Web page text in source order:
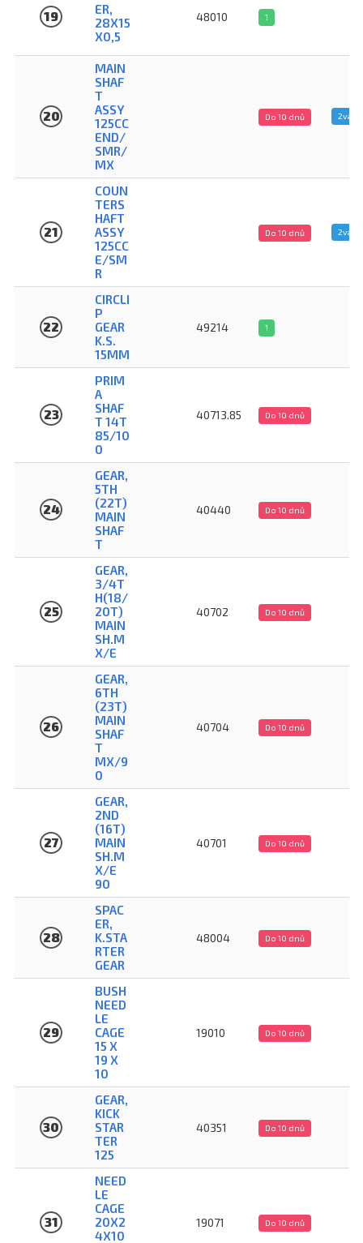
19
ER,
28X15
X0,5
48010 1
20
MAIN
SHAF
T
ASSY
125CC
END/
SMR/
MX
Do 10 dnů
21
COUN
TERS
HAFT
ASSY
125CC
E/SM
R
Do 10 dnů
22
CIRCLI
P
GEAR
K.S.
15MM
49214 1
23
PRIM
A
SHAF
T 14T
85/10
0
40713.85 Do 10 dnů
24
GEAR,
5TH
(22T)
MAIN
SHAF
T
40440 Do 10 dnů
25
GEAR,
3/4T
H(18/
20T)
MAIN
SH.M
X/E
40702 Do 10 dnů
26
GEAR,
6TH
(23T)
MAIN
SHAF
T
MX/9
0
40704 Do 10 dnů
27
GEAR,
2ND
(16T)
MAIN
SH.M
X/E
90
40701 Do 10 dnů
28
SPAC
ER,
K.STA
RTER
GEAR
48004 Do 10 dnů
29
BUSH
NEED
LE
CAGE
15 X
19 X
10
19010 Do 10 dnů
30
GEAR,
KICK
STAR
TER
125
40351 Do 10 dnů
31
NEED
LE
CAGE
20X2
4X10
19071 Do 10 dnů